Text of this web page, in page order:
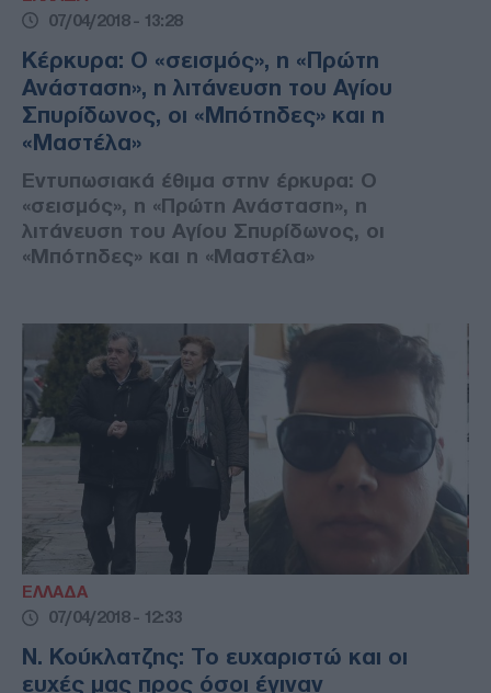
07/04/2018 - 13:28
Κέρκυρα: Ο «σεισμός», η «Πρώτη
Ανάσταση», η λιτάνευση του Αγίου
Σπυρίδωνος, οι «Μπότηδες» και η
«Μαστέλα»
Εντυπωσιακά έθιμα στην έρκυρα: Ο
«σεισμός», η «Πρώτη Ανάσταση», η
λιτάνευση του Αγίου Σπυρίδωνος, οι
«Μπότηδες» και η «Μαστέλα»
ΕΛΛΑΔΑ
07/04/2018 - 12:33
Ν. Κούκλατζης: Το ευχαριστώ και οι
ευχές μας προς όσοι έγιναν